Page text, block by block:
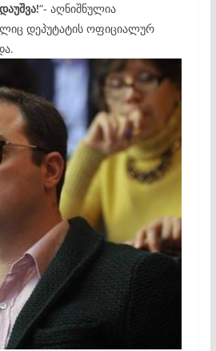
“- აღნიშნულია
დეპუტატის ოფიციალურ